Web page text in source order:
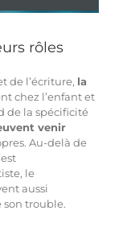
rôles
de l’écriture, la
chez l’enfant et
de la spécificité
venir
Au-delà de
le
aussi
son trouble.